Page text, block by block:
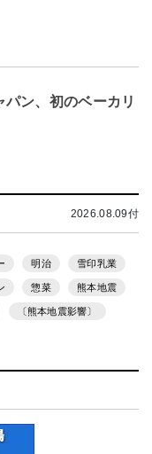
パン、初のベーカリ
2026.08.09付
明治 雪印乳業
惣菜 熊本地震
〔熊本地震影響〕